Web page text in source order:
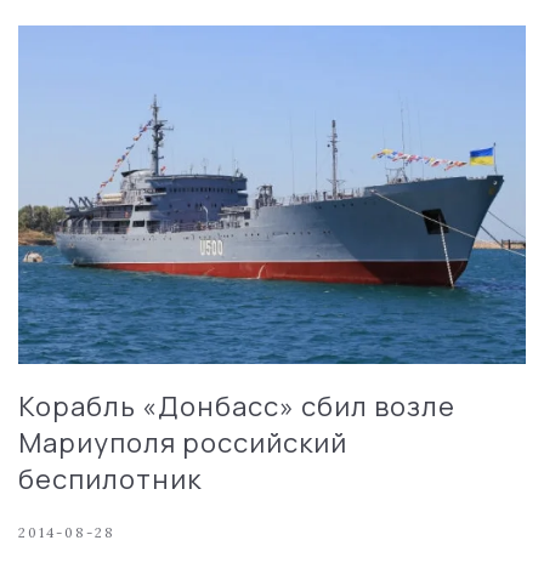
Корабль «Донбасс» сбил возле
Мариуполя российский
беспилотник
2014-08-28